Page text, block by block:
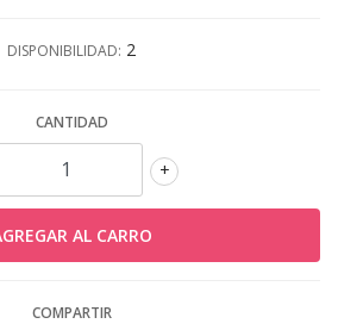
DISPONIBILIDAD: 2
CANTIDAD
+
COMPARTIR